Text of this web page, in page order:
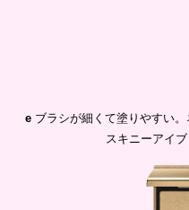
e ブラシが細くて塗りやすい
スキニーアイ